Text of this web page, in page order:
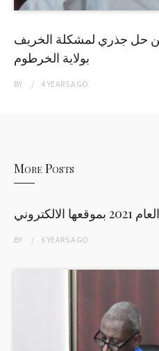
حل جذري لمشكلة الخريف
بولاية الخرطوم
BY 4 YEARSAGO
More Posts
BY 6 YEARSAGO